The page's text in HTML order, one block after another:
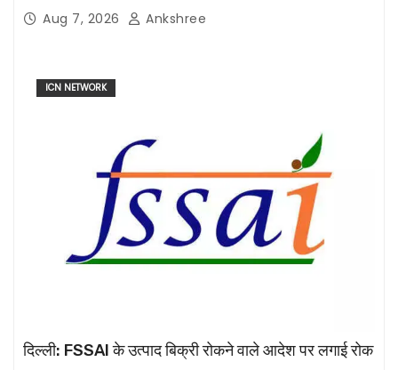
Aug 7, 2026 Ankshree
ICN NETWORK
दिल्ली: FSSAI के उत्पाद बिक्री रोकने वाले आदेश पर लगाई रोक